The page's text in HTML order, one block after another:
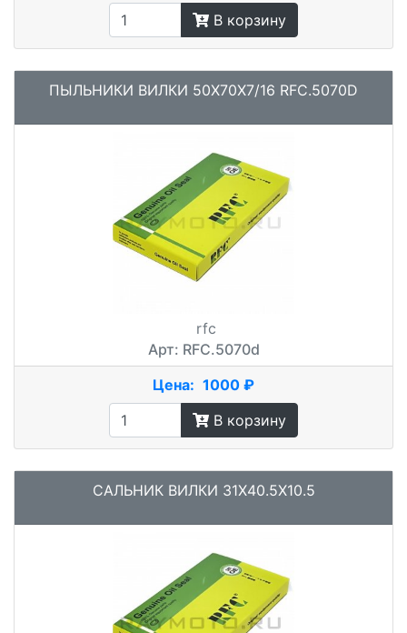
В корзину
ПЫЛЬНИКИ ВИЛКИ 50X70X7/16 RFC.5070D
rfc
Арт: RFC.5070d
Цена: 1000 ₽
В корзину
САЛЬНИК ВИЛКИ 31X40.5X10.5